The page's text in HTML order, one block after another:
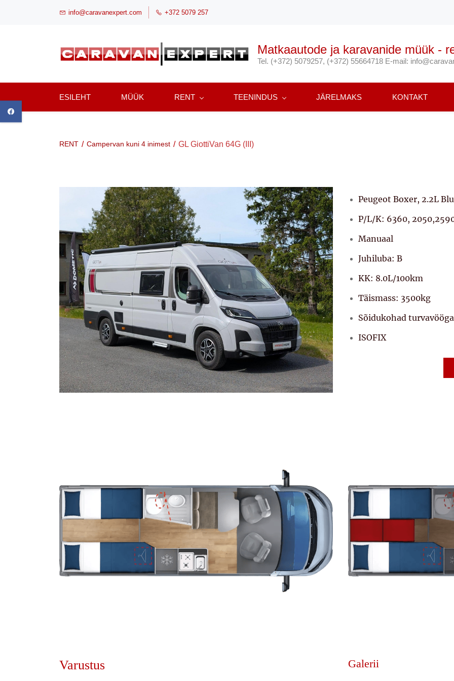
info@caravanexpert.com +372 5079 257
Matkaautode ja karavanide müük -
Tel. (+372) 5079257, (+372) 55664718 E-mail:
ESILEHT MÜÜK RENT TEENINDUS JÄRELMAKS KONTAKT
RENT / Campervan kuni 4 inimest / GL GiottiVan 64G (III)
Peugeot Boxer, 2.2L
P/L/K: 6360,
Manuaal
Juhiluba: B
KK: 8.0L/100km
Täismass: 3500kg
Sõidukohad
ISOFIX
Varustus Galerii